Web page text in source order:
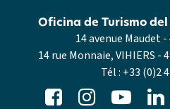
14 avenue Maudet -
14 rue Monnaie, VIHIERS -
Tél : +33 (0)2
Oficina de Turismo